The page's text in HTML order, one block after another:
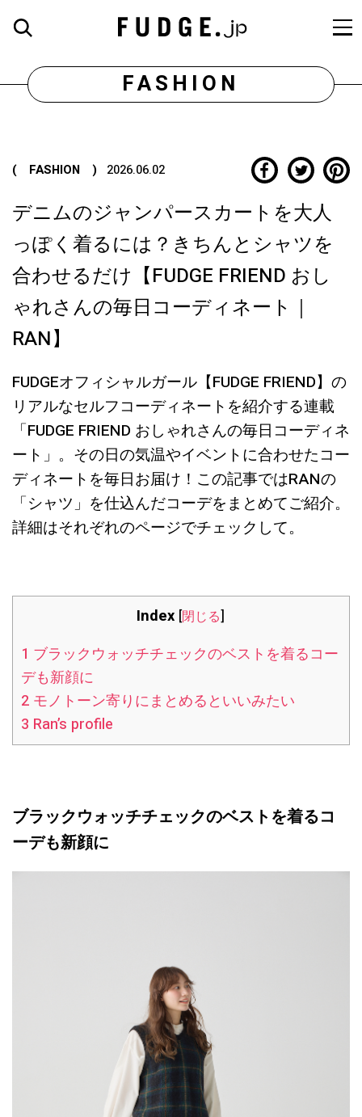
FASHION
( FASHION ) 2026.06.02
デニムのジャンパースカートを大人
っぽく着るには？きちんとシャツを
合わせるだけ【FUDGE FRIEND おし
ゃれさんの毎日コーディネート｜
RAN】
FUDGEオフィシャルガール【FUDGE FRIEND】の
リアルなセルフコーディネートを紹介する連載
「FUDGE FRIEND おしゃれさんの毎日コーディネ
ート」。その日の気温やイベントに合わせたコー
ディネートを毎日お届け！この記事ではRANの
「シャツ」を仕込んだコーデをまとめてご紹介。
詳細はそれぞれのページでチェックして。
Index [閉じる]
1 ブラックウォッチチェックのベストを着るコー
デも新顔に
2モノトーン寄りにまとめるといいみたい
3 Ran’s profile
ブラックウォッチチェックのベストを着るコ
ーデも新顔に